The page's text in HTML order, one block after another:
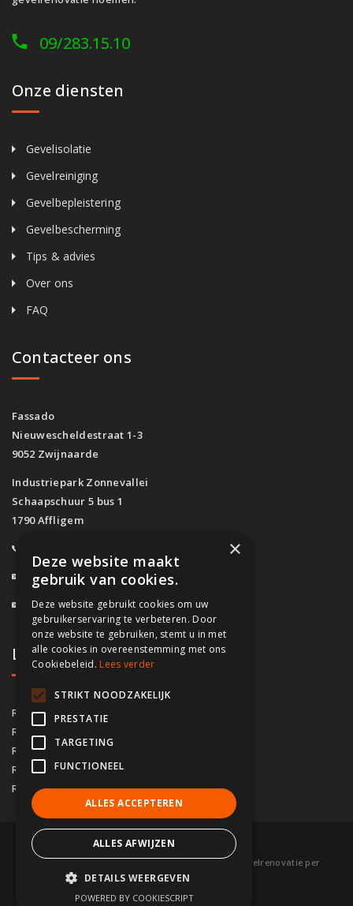
09/283.15.10
Onze diensten
Gevelisolatie
Gevelreiniging
Gevelbepleistering
Gevelbescherming
Tips & advies
Over ons
FAQ
Contacteer ons
Fassado
Nieuwescheldestraat 1-3
9052 Zwijnaarde
Industriepark Zonnevallei
Schaapschuur 5 bus 1
1790 Affligem
info@fassado.be
BTW: BE 0700.617.934
Lokaal contact
Regio Antwerpen
Regio Brussel
Regio Gent 09/283.15.10
Regio Brugge 050/76.00.21
Regio Kortrijk 056/92.10.73
© 2026 Fassado |Voorwaarden|Sitemap
Gevelrenovatie per
gemeente|Partners
webdesign w247.be
×
Deze website maakt
gebruik van cookies.
Deze website gebruikt cookies om uw
gebruikerservaring te verbeteren. Door
onze website te gebruiken, stemt u in met
alle cookies in overeenstemming met ons
Cookiebeleid. Lees verder
STRIKT NOODZAKELIJK
PRESTATIE
TARGETING
FUNCTIONEEL
ALLES ACCEPTEREN
ALLES AFWIJZEN
DETAILS WEERGEVEN
POWERED BY COOKIESCRIPT